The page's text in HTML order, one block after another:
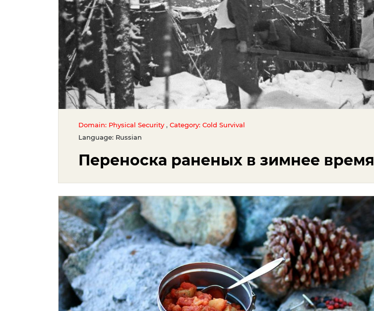
Domain: Physical Security , Category: Cold Survival
Language: Russian
Переноска раненых в зимнее время